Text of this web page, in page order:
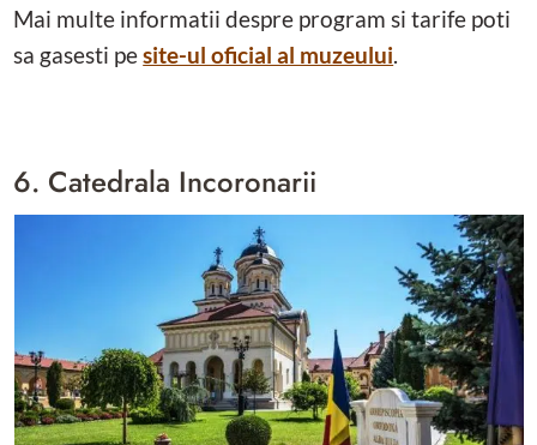
Mai multe informatii despre program si tarife poti
sa gasesti pesite-ul oficial al muzeului.
6. Catedrala Incoronarii